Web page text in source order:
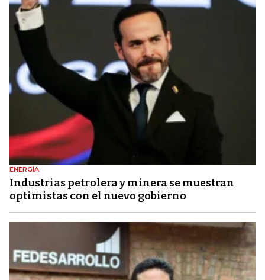
ENERGÍA
Industrias petrolera y minera se muestran
optimistas con el nuevo gobierno